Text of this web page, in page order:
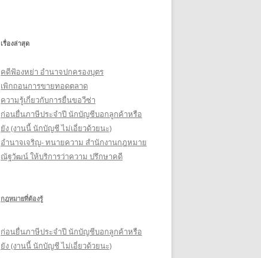
รั
:
เรื่องล่าสุด
คดีฟ้องหย่า อำนาจปกครองบุตร
เพิกถอนการขายทอดตลาด
ความรู้เกี่ยวกับการยื่นขอวีซ่า
ก่อนยื่นภาษีประจำปี นักบัญชีบอกลูกค้าหรือ
ยัง (งานนี้ นักบัญชี ไม่เอี่ยวด้วยนะ)
อำนาจเจริญ- ทนายความ สำนักงานกฎหมาย
ณัฐวัฒน์ ให้บริการว่าความ ปรึกษาคดี
กฎหมายที่ต้องรู้
ก่อนยื่นภาษีประจำปี นักบัญชีบอกลูกค้าหรือ
ยัง (งานนี้ นักบัญชี ไม่เอี่ยวด้วยนะ)